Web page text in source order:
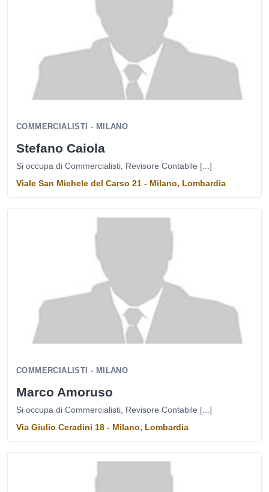
COMMERCIALISTI - MILANO
Stefano Caiola
Si occupa di Commercialisti, Revisore Contabile [...]
Viale San Michele del Carso 21 - Milano, Lombardia
COMMERCIALISTI - MILANO
Marco Amoruso
Si occupa di Commercialisti, Revisore Contabile [...]
Via Giulio Ceradini 18 - Milano, Lombardia